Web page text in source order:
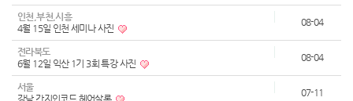
인천,부천,시흥
4월 15일 인천 세미나 사진
08-04
전라북도
6월 12일 익산 1기 3회 특강 사진
08-04
서울
07-11